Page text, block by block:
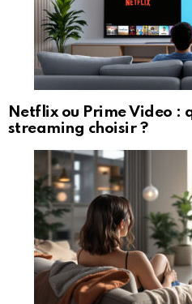
Netflix ou Prime Video :
streaming choisir ?